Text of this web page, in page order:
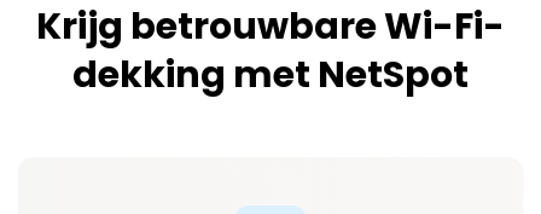
Krijg betrouwbare Wi-Fi-
dekking met NetSpot